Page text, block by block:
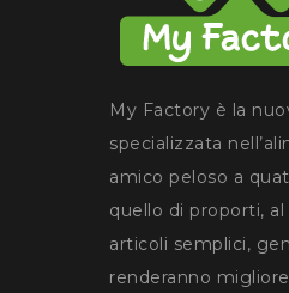
My Factory è la
specializzata
amico peloso a
quello di proporti,
articoli semplici,
renderanno